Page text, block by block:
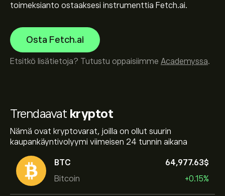
Trendaavat kryptot
Nämä ovat kryptovarat, joilla on ollut suurin
kaupankäyntivolyymi viimeisen 24 tunnin aikana
BTC
Bitcoin
64,977.63‎$‎
+0.15%
toimeksianto ostaaksesi instrumenttia Fetch.ai.
Osta Fetch.ai
Etsitkö lisätietoja? Tutustu oppaisiimme Academyssa.